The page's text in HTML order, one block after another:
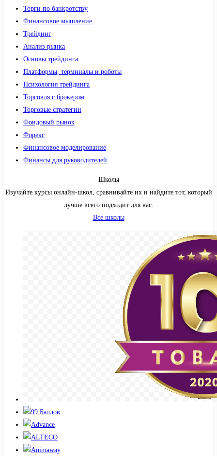
Торги по банкротству
Финансовое мышление
Трейдинг
Анализ рынка
Основы трейдинга
Платформы, терминалы и роботы
Психология трейдинга
Торговля с брокером
Торговые стратегии
Фондовый рынок
Форекс
Финансовое моделирование
Финансы для руководителей
Школы
Изучайте курсы онлайн-школ, сравнивайте их и найдите тот, который
лучше всего подходит для вас.
Все школы